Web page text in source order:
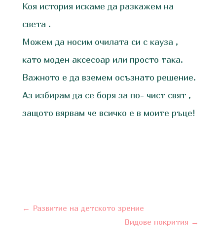
Коя история искаме да разкажем на
света .
Можем да носим очилата си с кауза ,
като моден аксесоар или просто така.
Важното е да вземем осъзнато решение.
Аз избирам да се боря за по- чист свят ,
защото вярвам че всичко е в моите ръце!
← Развитие на детското зрение
Видове покрития →